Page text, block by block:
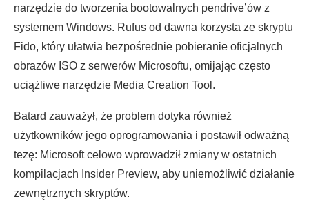
narzędzie do tworzenia bootowalnych pendrive’ów z
systemem Windows. Rufus od dawna korzysta ze skryptu
Fido, który ułatwia bezpośrednie pobieranie oficjalnych
obrazów ISO z serwerów Microsoftu, omijając często
uciążliwe narzędzie Media Creation Tool.
Batard zauważył, że problem dotyka również
użytkowników jego oprogramowania i postawił odważną
tezę: Microsoft celowo wprowadził zmiany w ostatnich
kompilacjach Insider Preview, aby uniemożliwić działanie
zewnętrznych skryptów.